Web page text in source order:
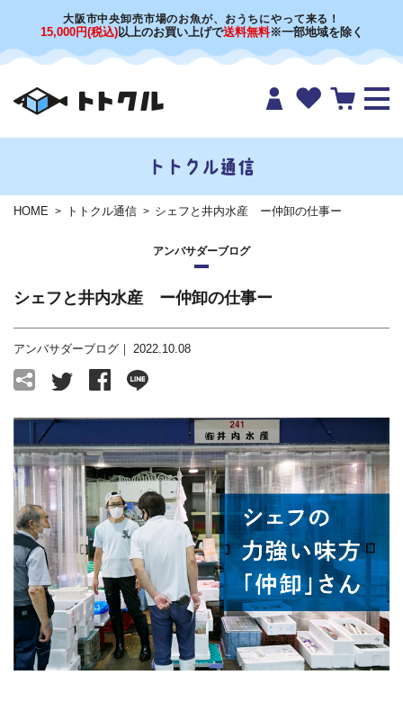
大阪市中央卸売市場のお魚が、おうちにやって来る！
15,000円(税込)以上のお買い上げで送料無料※一部地域を除く
トトクル通信
HOME トトクル通信 シェフと井内水産 ー仲卸の仕事ー
アンバサダーブログ
シェフと井内水産 ー仲卸の仕事ー
アンバサダーブログ 2022.10.08